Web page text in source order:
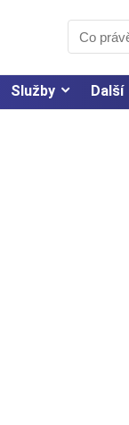
Služby Další